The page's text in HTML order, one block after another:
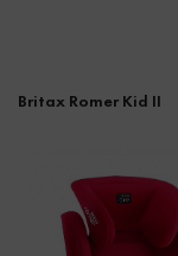
Britax Romer Kid II